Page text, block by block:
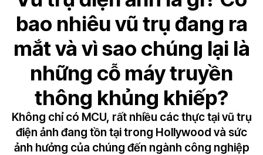
bao nhiêu vũ trụ đang ra
mắt và vì sao chúng lại là
những cỗ máy truyền
thông khủng khiếp?
Không chỉ có MCU, rất nhiều các thực tại vũ trụ
điện ảnh đang tồn tại trong Hollywood và sức
ảnh hưởng của chúng đến ngành công nghiệp